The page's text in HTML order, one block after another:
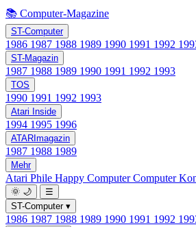
📚 Computer-Magazine
ST-Computer
1986 1987 1988 1989 1990 1991 1992
ST-Magazin
1987 1988 1989 1990 1991 1992 1993
TOS
1990 1991 1992 1993
Atari Inside
1994 1995 1996
ATARImagazin
1987 1988 1989
Mehr
Atari Phile Happy ComputerComputer
🌞 🌙
☰
ST-Computer ▾
1986 1987 1988 1989 1990 1991 1992